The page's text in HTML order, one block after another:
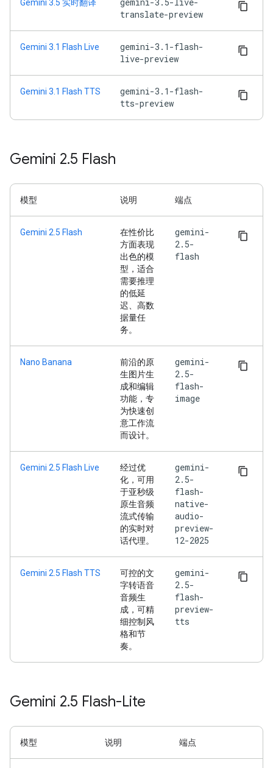
Gemini 3.5 实时翻译
translate-preview
Gemini 3.1 Flash Live
gemini-3.1-flash-
live-preview
Gemini 3.1 Flash TTS
gemini-3.1-flash-
tts-preview
Gemini 2.5 Flash
模型 说明 端点
Gemini 2.5 Flash
在性价比
方面表现
出色的模
型，适合
需要推理
的低延
迟、高数
据量任
务。
gemini-
2.5-
flash
Nano Banana
前沿的原
生图片生
成和编辑
功能，专
为快速创
意工作流
而设计。
gemini-
2.5-
flash-
image
Gemini 2.5 Flash Live
经过优
化，可用
于亚秒级
原生音频
流式传输
的实时对
话代理。
gemini-
2.5-
flash-
native-
audio-
preview-
12-2025
Gemini 2.5 Flash TTS
可控的文
字转语音
音频生
成，可精
细控制风
格和节
奏。
gemini-
2.5-
flash-
preview-
tts
Gemini 2.5 Flash-Lite
模型 说明 端点